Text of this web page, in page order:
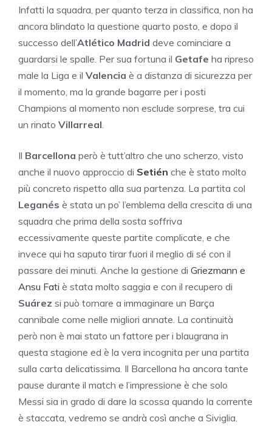
Infatti la squadra, per quanto terza in classifica, non ha
ancora blindato la questione quarto posto, e dopo il
successo dell’Atlético Madrid deve cominciare a
guardarsi le spalle. Per sua fortuna il Getafe ha ripreso
male la Liga e il Valencia è a distanza di sicurezza per
il momento, ma la grande bagarre per i posti
Champions al momento non esclude sorprese, tra cui
un rinato Villarreal.
Il Barcellona però è tutt’altro che uno scherzo, visto
anche il nuovo approccio di Setién che è stato molto
più concreto rispetto alla sua partenza. La partita col
Leganés è stata un po’ l’emblema della crescita di una
squadra che prima della sosta soffriva
eccessivamente queste partite complicate, e che
invece qui ha saputo tirar fuori il meglio di sé con il
passare dei minuti. Anche la gestione di Griezmann e
Ansu Fati è stata molto saggia e con il recupero di
Suárez si può tornare a immaginare un Barça
cannibale come nelle migliori annate. La continuità
però non è mai stato un fattore per i blaugrana in
questa stagione ed è la vera incognita per una partita
sulla carta delicatissima. Il Barcellona ha ancora tante
pause durante il match e l’impressione è che solo
Messi sia in grado di dare la scossa quando la corrente
è staccata, vedremo se andrà così anche a Siviglia.